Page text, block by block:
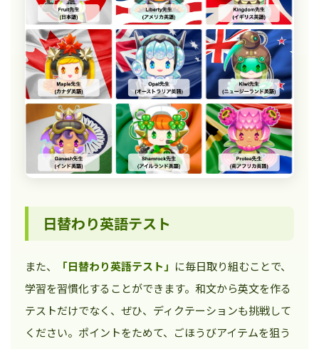
日替わり英語テスト
また、 「日替わり英語テスト」 に毎日取り組むことで、
学習を習慣化することができます。和文から英文を作る
テストだけでなく、ぜひ、ディクテーションも挑戦して
ください。ポイントをためて、ごほうびアイテムを狙う